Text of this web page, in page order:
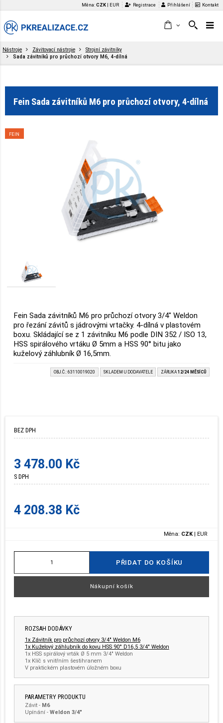
Měna:CZK EUR Registrace Přihlášení Kontakt
Nástroje Závitovací nástroje
Strojní závitníky
Sada závitníků pro průchozí otvory M6, 4-dílná
Fein Sada závitníků M6 pro průchozí otvory, 4-dílná
FEIN
Fein Sada závitníků M6 pro průchozí otvory 3/4″ Weldon
pro řezání závitů s jádrovými vrtačky. 4-dílná v plastovém
boxu. Skládající se z 1 závitníku M6 podle DIN 352 / ISO 13,
HSS spirálového vrtáku Ø 5mm a HSS 90° bitu jako
kuželový záhlubník Ø 16,5mm.
OBJ.Č.: 63110019020 SKLADEM U DODAVATELE ZÁRUKA 12/24 MĚSÍCŮ
BEZ DPH
3 478.00 Kč
S DPH
4 208.38 Kč
Měna: CZK | EUR
PŘIDAT DO KOŠÍKU
Nákupní košík
ROZSAH DODÁVKY
1x Závitník pro průchozí otvory 3/4" Weldon M6
1x Kuželový záhlubník do kovu HSS 90° D16,5 3/4" Weldon
1x HSS spirálový vrták Ø 5 mm 3/4" Weldon
1x Klíč s vnitřním šestihranem
V praktickém plastovém úložném boxu
PARAMETRY PRODUKTU
Závit- M6
Upínání- Weldon 3/4"